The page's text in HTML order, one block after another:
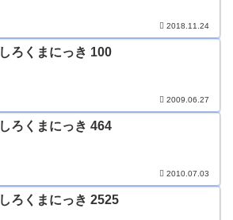
2018.11.24
しろくまにっき 100
2009.06.27
しろくまにっき 464
2010.07.03
しろくまにっき 2525